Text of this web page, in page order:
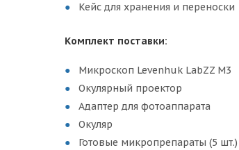
Кейс для хранения и переноски
Комплект поставки:
Микроскоп Levenhuk LabZZ M3
Окулярный проектор
Адаптер для фотоаппарата
Окуляр
Готовые микропрепараты (5 шт.)